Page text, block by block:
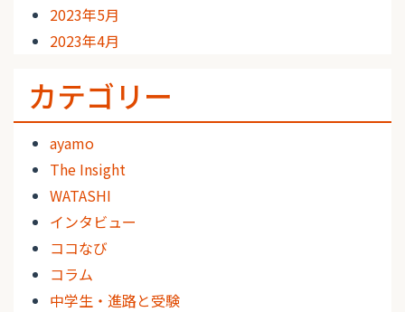
2023年5月
2023年4月
カテゴリー
ayamo
The Insight
WATASHI
インタビュー
ココなび
コラム
中学生・進路と受験